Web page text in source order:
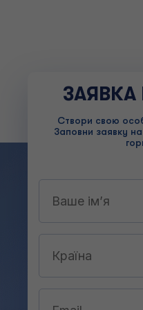
ЗАЯВКА
Створи свою
Заповни заявку на